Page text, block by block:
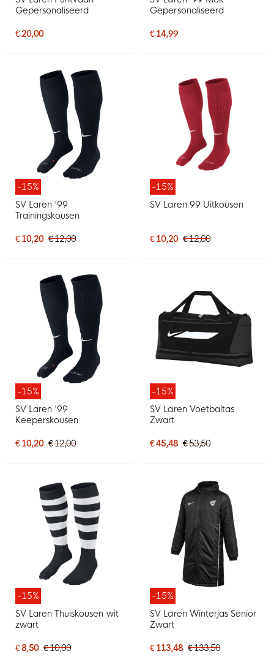
Gepersonaliseerd
€ 20,00
Gepersonaliseerd
€ 14,99
-15%
SV Laren '99
Trainingskousen
€ 10,20 € 12,00
-15%
SV Laren 99 Uitkousen
€ 10,20 € 12,00
-15%
SV Laren '99
Keeperskousen
€ 10,20 € 12,00
-15%
SV Laren Voetbaltas
Zwart
€ 45,48 € 53,50
-15%
SV Laren Thuiskousen wit
zwart
€ 8,50 € 10,00
-15%
SV Laren Winterjas Senior
Zwart
€ 113,48 € 133,50